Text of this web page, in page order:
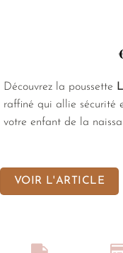
Découvrez la poussette
raffiné qui allie sécurité
votre enfant de la
VOIR L'ARTICLE